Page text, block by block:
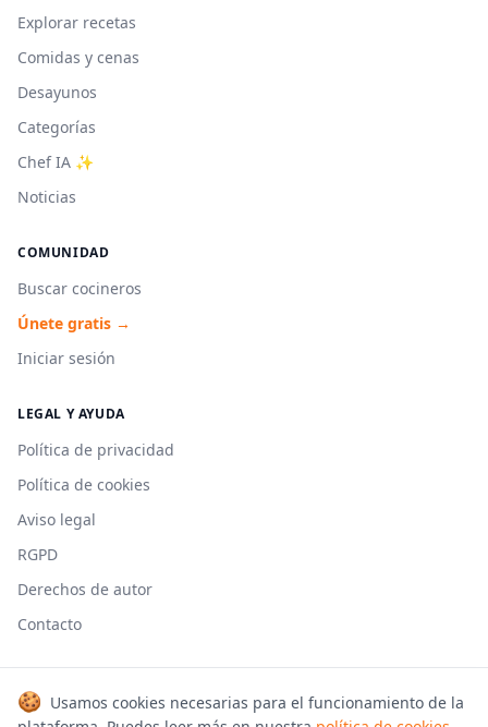
Explorar recetas
Comidas y cenas
Desayunos
Categorías
Chef IA ✨
Noticias
COMUNIDAD
Buscar cocineros
Únete gratis →
Iniciar sesión
LEGAL Y AYUDA
Política de privacidad
Política de cookies
Aviso legal
RGPD
Derechos de autor
Contacto
© 2026 Cookmonkeys. Todos los derechos reservados.
🍪 Usamos cookies necesarias para el funcionamiento de la